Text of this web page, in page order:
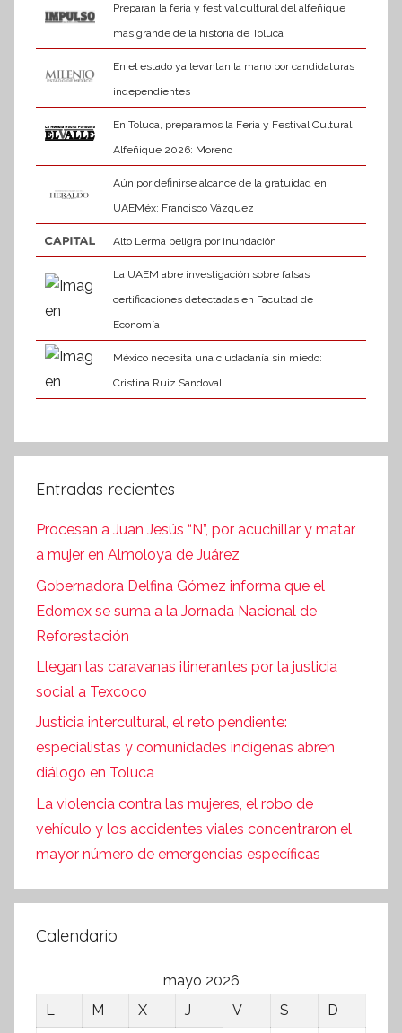
Preparan la feria y festival cultural del alfeñique
más grande de la historia de Toluca
En el estado ya levantan la mano por candidaturas
independientes
En Toluca, preparamos la Feria y Festival Cultural
Alfeñique 2026: Moreno
Aún por definirse alcance de la gratuidad en
UAEMéx: Francisco Vázquez
Alto Lerma peligra por inundación
La UAEM abre investigación sobre falsas
certificaciones detectadas en Facultad de
Economía
México necesita una ciudadanía sin miedo:
Cristina Ruiz Sandoval
Entradas recientes
Procesan a Juan Jesús “N”, por acuchillar y matar
a mujer en Almoloya de Juárez
Gobernadora Delfina Gómez informa que el
Edomex se suma a la Jornada Nacional de
Reforestación
Llegan las caravanas itinerantes por la justicia
social a Texcoco
Justicia intercultural, el reto pendiente:
especialistas y comunidades indígenas abren
diálogo en Toluca
La violencia contra las mujeres, el robo de
vehículo y los accidentes viales concentraron el
mayor número de emergencias específicas
Calendario
mayo 2026
L
M X J V S
D